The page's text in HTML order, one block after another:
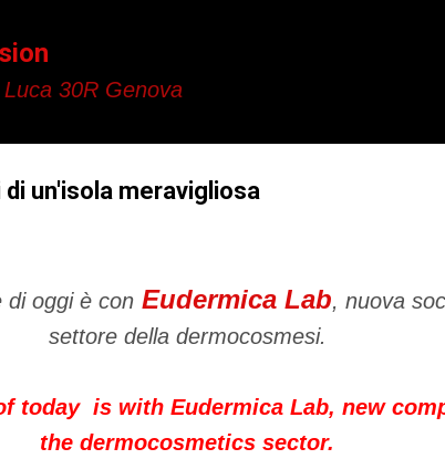
30R Genova
un'isola meravigliosa
di oggi è conEudermica Lab, nuova
settore della dermocosmesi.
today is with Eudermica Lab, new
the dermocosmetics sector.